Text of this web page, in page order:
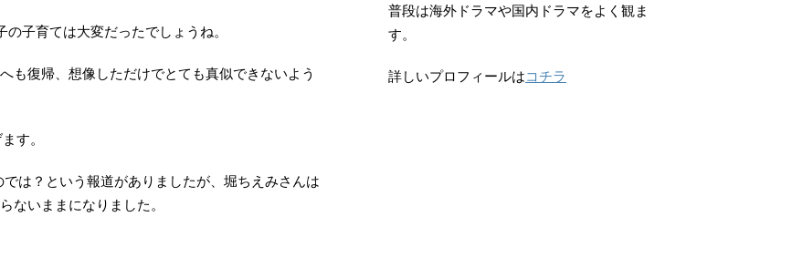
子育ては大変だったでしょうね。
も復帰、想像しただけでとても真似できないよう
す。
は？という報道がありましたが、堀ちえみさんは
ないままになりました。
普段は海外ドラマや国内ドラマをよく観ま
す。
詳しいプロフィールはコチラ